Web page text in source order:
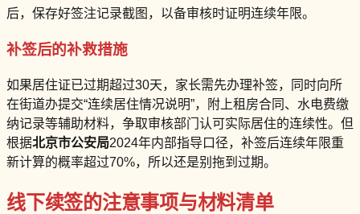
后，保存好签注记录截图，以备审核时证明连续年限。
补签后的补救措施
如果居住证已过期超过30天，家长需先办理补签，同时向所
在街道办提交“连续居住情况说明”，附上租房合同、水电费缴
纳记录等辅助材料，争取审核部门认可实际居住的连续性。但
根据北京市公安局2024年内部指导口径，补签后连续年限重
新计算的概率超过70%，所以还是别拖到过期。
线下续签的注意事项与材料清单